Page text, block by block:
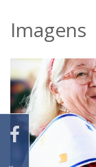
Imagens